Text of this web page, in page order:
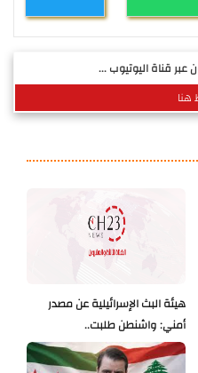
عبر قناة اليوتيوب ...
هيئة البث الإسرائيلية عن مصدر
أمني: واشنطن طلبت..